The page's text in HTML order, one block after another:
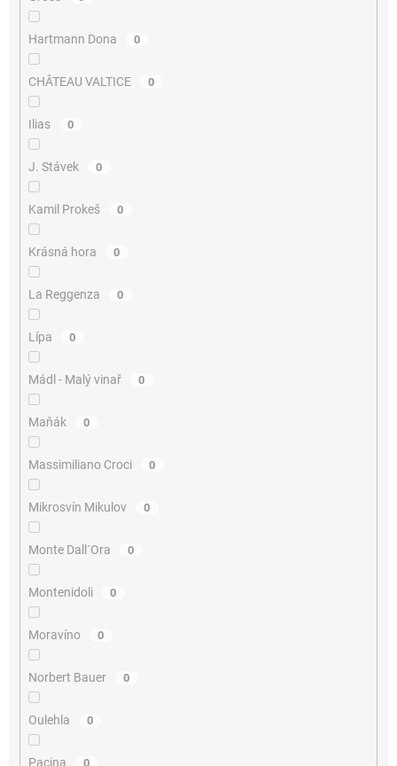
Hartmann Dona 0
CHÂTEAU VALTICE 0
Ilias 0
J. Stávek 0
Kamil Prokeš 0
Krásná hora 0
La Reggenza 0
Lípa 0
Mádl - Malý vinař 0
Maňák 0
Massimiliano Croci 0
Mikrosvín Mikulov 0
Monte Dall´Ora 0
Montenidoli 0
Moravíno 0
Norbert Bauer 0
Oulehla 0
Pacina 0